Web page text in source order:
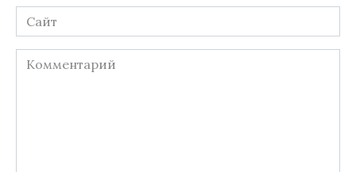
Сайт
Комментарий